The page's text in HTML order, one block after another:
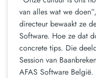
van alles wat we
directeur bewaakt ze
Software. Hoe ze dat
concrete tips. Die
Session van
AFAS Software